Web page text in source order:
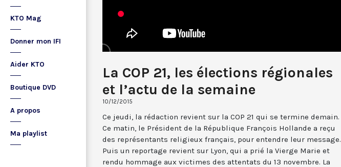
KTO Mag
Donner mon IFI
Aider KTO
Boutique DVD
A propos
Ma playlist
La COP 21, les élections régionales
et l’actu de la semaine
10/12/2015
Ce jeudi, la rédaction revient sur la COP 21 qui se termine demain.
Ce matin, le Président de la République François Hollande a reçu
des représentants religieux français, pour entendre leur message.
Puis un reportage revient sur Lyon, qui a prié la Vierge Marie et
rendu hommage aux victimes des attentats du 13 novembre. La